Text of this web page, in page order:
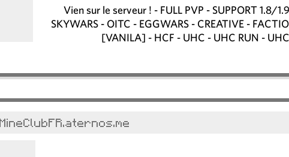
Vien sur le serveur ! - FULL PVP - SUPPORT 1.8/
SKYWARS - OITC - EGGWARS - CREATIVE -
[VANILA] - HCF - UHC - UHC RUN -
MineClubFR.aternos.me